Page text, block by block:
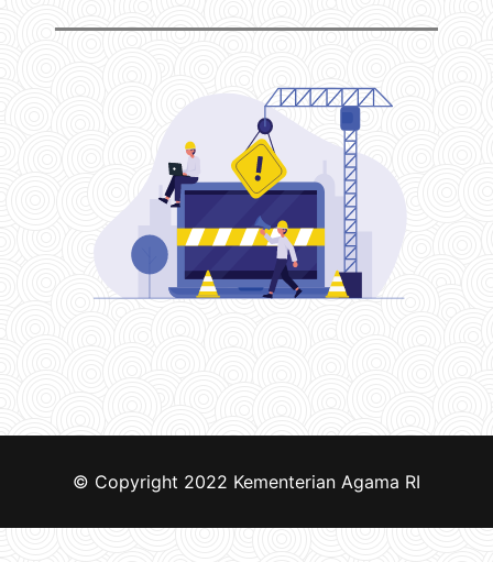
© Copyright 2022 Kementerian Agama RI